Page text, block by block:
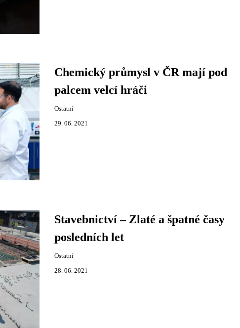
Chemický průmysl v ČR mají pod
palcem velcí hráči
Ostatní
29. 06. 2021
Stavebnictví – Zlaté a špatné časy
posledních let
Ostatní
28. 06. 2021